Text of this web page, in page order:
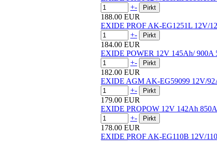
+-
188.00 EUR
EXIDE PROF AK-EG1251L 12V/
+-
184.00 EUR
EXIDE POWER 12V 145Ah/ 900A
+-
182.00 EUR
EXIDE AGM AK-EG59099 12V/
+-
179.00 EUR
EXIDE PROPOW 12V 142Ah
+-
178.00 EUR
EXIDE PROF AK-EG110B 12V/